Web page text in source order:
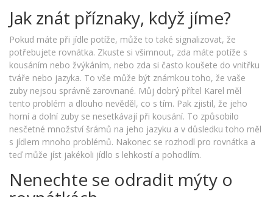
Jak znát příznaky, když jíme?
Pokud máte při jídle potíže, může to také signalizovat, že
potřebujete rovnátka. Zkuste si všimnout, zda máte potíže s
kousáním nebo žvýkáním, nebo zda si často koušete do vnitřku
tváře nebo jazyka. To vše může být známkou toho, že vaše
zuby nejsou správně zarovnané. Můj dobrý přítel Karel měl
tento problém a dlouho nevěděl, co s tím. Pak zjistil, že jeho
horní a dolní zuby se nesetkávají při kousání. To způsobilo
nesčetné množství šrámů na jeho jazyku a v důsledku toho měl
s jídlem mnoho problémů. Nakonec se rozhodl pro rovnátka a
teď může jíst jakékoli jídlo s lehkostí a pohodlím.
Nenechte se odradit mýty o